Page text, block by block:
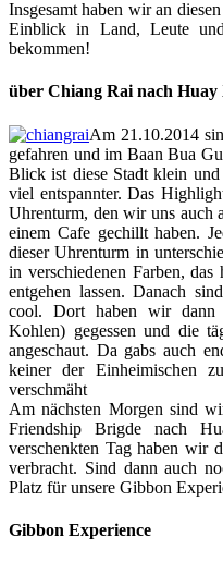
Insgesamt haben wir an
Einblick in Land, Leute
bekommen!
über Chiang Rai nach Huay
Am 21.10.2014
gefahren und im Baan Bua
Blick ist diese Stadt klein
viel entspannter. Das
Uhrenturm, den wir uns auch
einem Cafe gechillt haben.
dieser Uhrenturm in
in verschiedenen Farben,
entgehen lassen. Danach
cool. Dort haben wir dann
Kohlen) gegessen und die
angeschaut. Da gabs auch
keiner der Einheimischen
verschmäht
Am nächsten Morgen sind
Friendship Brigde nach
verschenkten Tag haben wir
verbracht. Sind dann auch
Platz für unsere Gibbon
Gibbon Experience